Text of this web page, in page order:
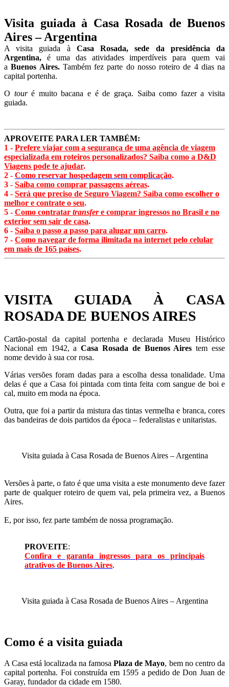
Visita guiada à Casa Rosada de Buenos
Aires – Argentina
A visita guiada à Casa Rosada, sede da presidência da
Argentina, é uma das atividades imperdíveis para quem vai
aBuenos Aires.Também fez parte do nosso roteiro de 4 dias na
capital portenha.
O touré muito bacana e é de graça. Saiba como fazer a visita
guiada.
APROVEITE PARA LER TAMBÉM:
1 - Prefere viajar com a segurança de uma agência de viagem
especializada em roteiros personalizados? Saiba como a D&D
Viagens pode te ajudar.
2 - Como reservar hospedagem sem complicação.
3 - Saiba como comprar passagens aéreas.
4 - Será que preciso de Seguro Viagem? Saiba como escolher o
melhor e contrate o seu.
5 - Como contratar transfere comprar ingressos no Brasil e no
exterior sem sair de casa.
6 - Saiba o passo a passo para alugar um carro.
7 - Como navegar de forma ilimitada na internet pelo celular
em mais de 165 países.
VISITA GUIADA À CASA
ROSADA DE BUENOS AIRES
Cartão-postal da capital portenha e declarada Museu Histórico
Nacional em 1942, aCasa Rosada de Buenos Airestem esse
nome devido à sua cor rosa.
Várias versões foram dadas para a escolha dessa tonalidade. Uma
delas é que a Casa foi pintada com tinta feita com sangue de boi e
cal, muito em moda na época.
Outra, que foi a partir da mistura das tintas vermelha e branca, cores
das bandeiras de dois partidos da época – federalistas e unitaristas.
Visita guiada à Casa Rosada de Buenos Aires – Argentina
Versões à parte, o fato é que uma visita a este monumento deve fazer
parte de qualquer roteiro de quem vai, pela primeira vez, a Buenos
Aires.
E, por isso, fez parte também de nossa programação.
PROVEITE:
Confira e garanta ingressos para os principais
atrativos de Buenos Aires.
Visita guiada à Casa Rosada de Buenos Aires – Argentina
Como é a visita guiada
A Casa está localizada na famosa Plaza de Mayo, bem no centro da
capital portenha. Foi construída em 1595 a pedido de Don Juan de
Garay, fundador da cidade em 1580.